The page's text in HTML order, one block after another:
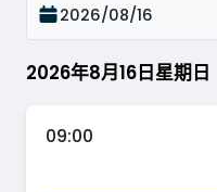
2026年8月16日星期日
2026/08/16
09:00